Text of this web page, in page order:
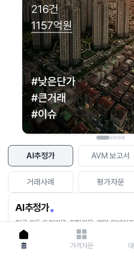
AI추정가 AVM 보고서
거래사례 평가자문
AI추정가
전국 모든 토지건물, 집합건물, 매월 업데이
세요.
네이버 지도 연결
현재 네이버 지도 연결이 원활하지 않아
이용에 불편을 드려 죄
다시 시도
홈 가격자문